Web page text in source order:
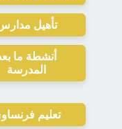
تأهيل
أنشطة ما
المدرسة
تعليم